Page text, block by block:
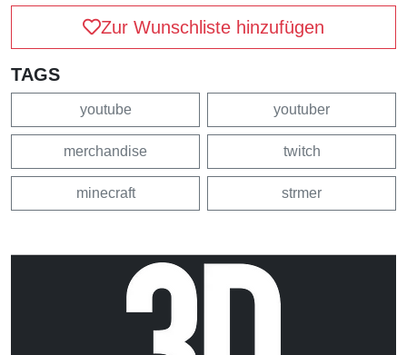
Zur Wunschliste hinzufügen
TAGS
youtube youtuber
merchandise twitch
minecraft strmer